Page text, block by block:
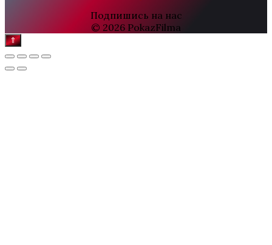
Подпишись на нас
© 2026 PokazFilma